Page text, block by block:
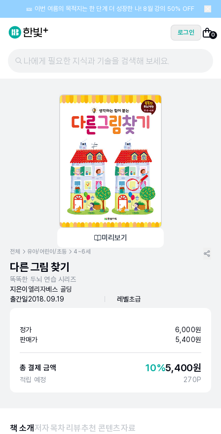
🎫 이번 여름의 목적지는 한 단계 더 성장한 나! 8월 강의 50% OFF
로그인 0
나에게 필요한 지식과 기술을 검색해 보세요.
미리보기
전체 유아/어린이/초등 4~6세
다른 그림 찾기
똑똑한 두뇌 연습 시리즈
지은이 엘리자베스 골딩
출간일2018.09.19 레벨초급
정가 6,000원
판매가
5,400원
총 결제 금액 10%5,400원
적립 예정 270P
책 소개 저자목차 리뷰추천 콘텐츠자료